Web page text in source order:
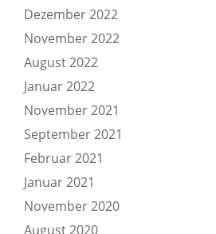
Dezember 2022
November 2022
August 2022
Januar 2022
November 2021
September 2021
Februar 2021
Januar 2021
November 2020
August 2020